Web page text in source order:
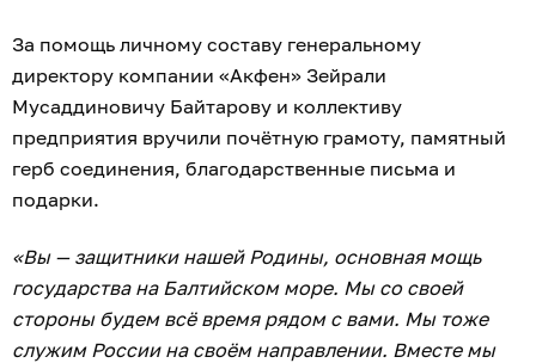
За помощь личному составу генеральному
директору компании «Акфен» Зейрали
Мусаддиновичу Байтарову и коллективу
предприятия вручили почётную грамоту, памятный
герб соединения, благодарственные письма и
подарки.
«Вы — защитники нашей Родины, основная мощь
государства на Балтийском море. Мы со своей
стороны будем всё время рядом с вами. Мы тоже
служим России на своём направлении. Вместе мы